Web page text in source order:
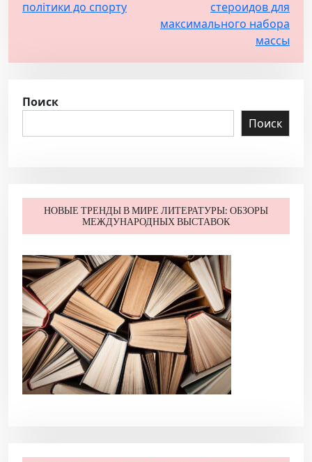
в
г
ц
я
з
и
с
я
м
політики до спорту
стероидов для
максимального набора
массы
Поиск
Поиск
НОВЫЕ ТРЕНДЫ В МИРЕ ЛИТЕРАТУРЫ: ОБЗОРЫ
МЕЖДУНАРОДНЫХ ВЫСТАВОК